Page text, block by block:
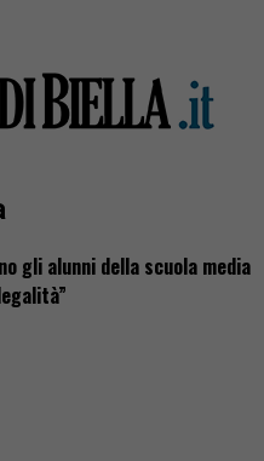
gli alunni della scuola media